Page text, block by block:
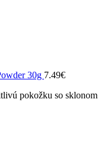
30g 7.49€
pokožku so sklonom